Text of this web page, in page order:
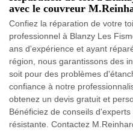
avec le couvreur
Confiez la réparation de votre
professionnel à Blanzy Les
ans d'expérience et ayant
région, nous garantissons des
soit pour des problèmes
confiance à notre
obtenez un devis gratuit et
Bénéficiez de conseils
résistante. Contactez